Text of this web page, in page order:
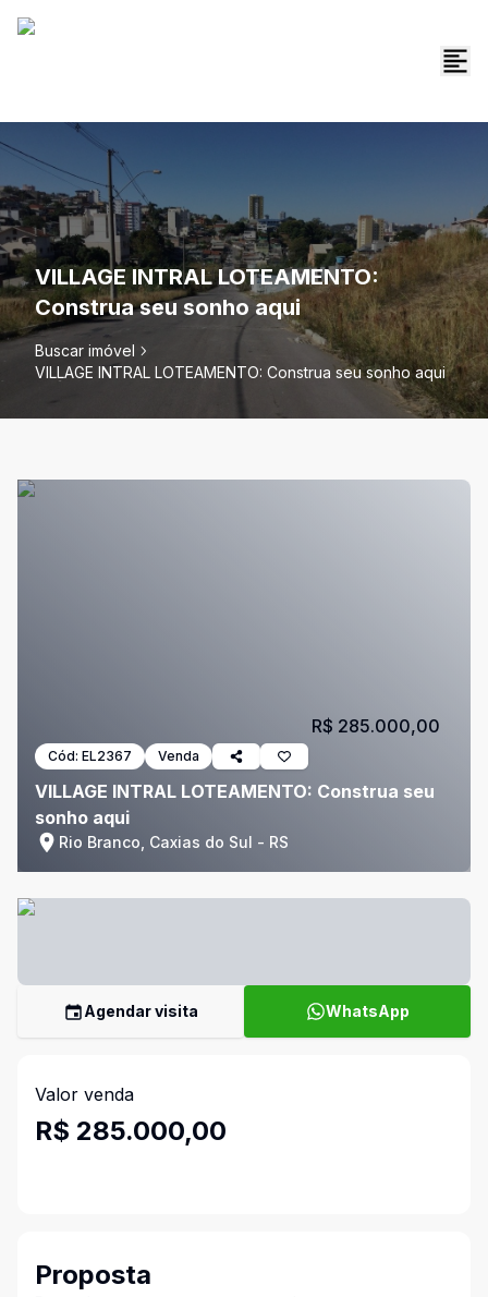
VILLAGE INTRAL LOTEAMENTO:
Construa seu sonho aqui
Buscar imóvel
VILLAGE INTRAL LOTEAMENTO: Construa seu sonho aqui
Cód: EL2367 Venda
VILLAGE INTRAL LOTEAMENTO: Construa seu
sonho aqui
Rio Branco, Caxias do Sul - RS
R$ 285.000,00
Agendar visita WhatsApp
Valor venda
R$ 285.000,00
Proposta